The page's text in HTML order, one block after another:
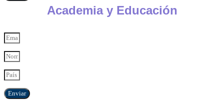
Academia y Educación
Enviar